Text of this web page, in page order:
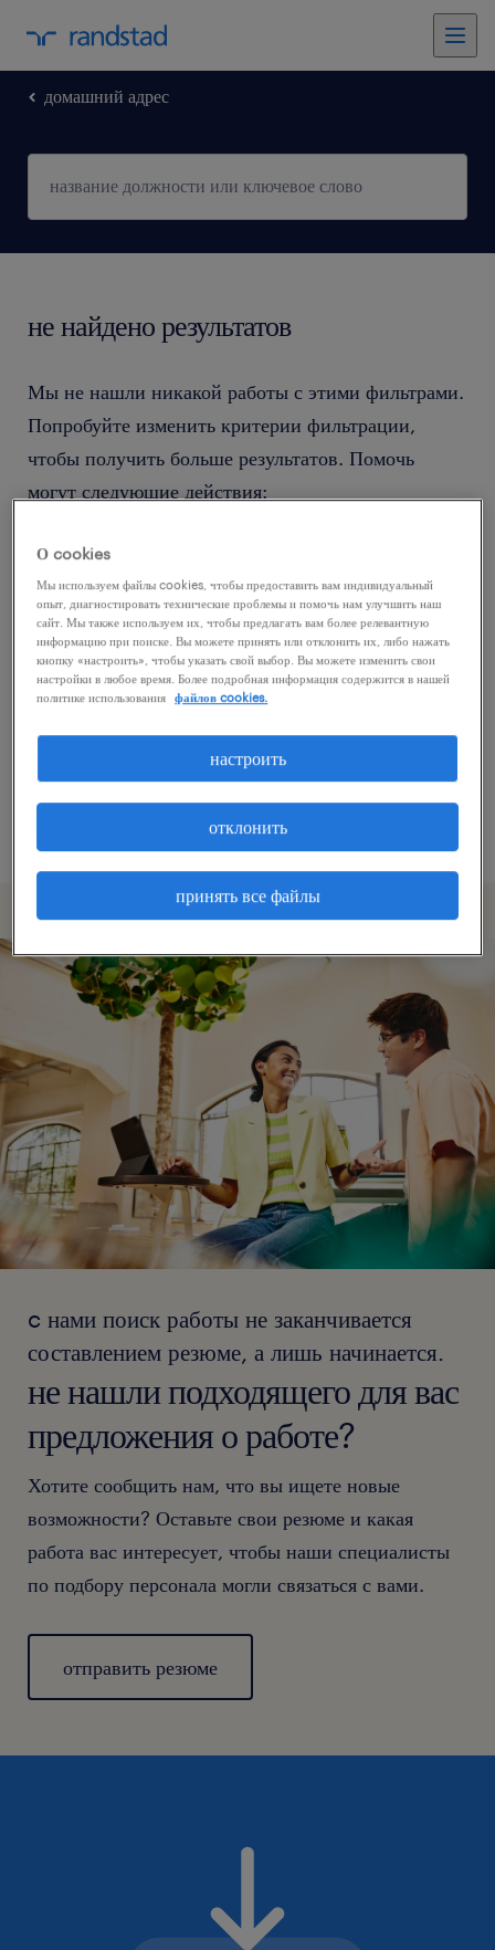
домашний адрес
не найдено результатов
Мы не нашли никакой работы с этими фильтрами.
Попробуйте изменить критерии фильтрации,
чтобы получить больше результатов. Помочь
могут следующие действия:
Попробуйте удалить некоторые из
примененных фильтров.
Вы искали работу в определенном месте?
Учтите возможность расширения диапазона
вокруг местонахождения.
Измените название должности или ключевые
слова и проверьте, правильно ли они
написаны.
c нами поиск работы не заканчивается
составлением резюме, а лишь начинается.
не нашли подходящего для вас
предложения о работе?
Хотите сообщить нам, что вы ищете новые
возможности? Оставьте свои резюме и какая
работа вас интересует, чтобы наши специалисты
по подбору персонала могли связаться с вами.
отправить резюме
О cookies
Мы используем файлы cookies, чтобы предоставить вам индивидуальный
опыт, диагностировать технические проблемы и помочь нам улучшить наш
сайт. Мы также используем их, чтобы предлагать вам более релевантную
информацию при поиске. Вы можете принять или отклонить их, либо нажать
кнопку «настроить», чтобы указать свой выбор. Вы можете изменить свои
настройки в любое время. Более подробная информация содержится в нашей
политике использования
файлов cookies.
принять все файлы
отклонить
настроить